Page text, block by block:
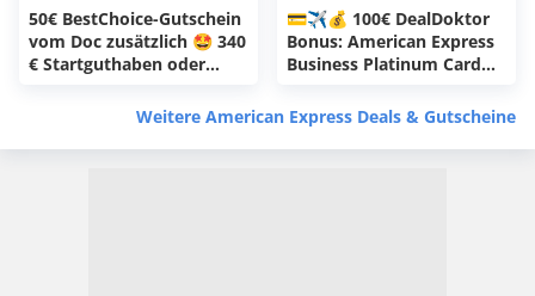
50€ BestChoice-Gutschein
vom Doc zusätzlich 🤩 340
€ Startguthaben oder
Rewards® Punkte für
Platinum Card (+200 €
💳✈️💰 100€ DealDoktor
Bonus: American Express
Business Platinum Card
Membership Rewards®
Punkte // 600 €
Startguthaben
Weitere American Express Deals & Gutscheine